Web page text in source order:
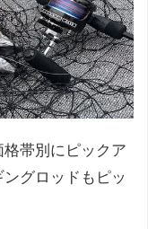
帯別にピックア
グロッドもピッ